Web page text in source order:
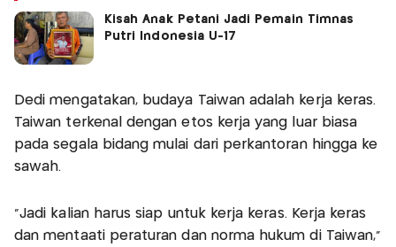
Kisah Anak Petani Jadi Pemain Timnas
Putri Indonesia U-17
Dedi mengatakan, budaya Taiwan adalah kerja keras.
Taiwan terkenal dengan etos kerja yang luar biasa
pada segala bidang mulai dari perkantoran hingga ke
sawah.
"Jadi kalian harus siap untuk kerja keras. Kerja keras
dan mentaati peraturan dan norma hukum di Taiwan,"